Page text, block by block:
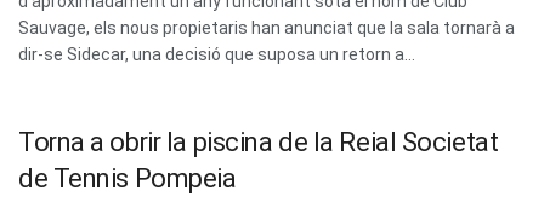
Sauvage, els nous propietaris han anunciat que la sala tornarà a
dir-se Sidecar, una decisió que suposa un retorn a...
Torna a obrir la piscina de la Reial Societat
de Tennis Pompeia